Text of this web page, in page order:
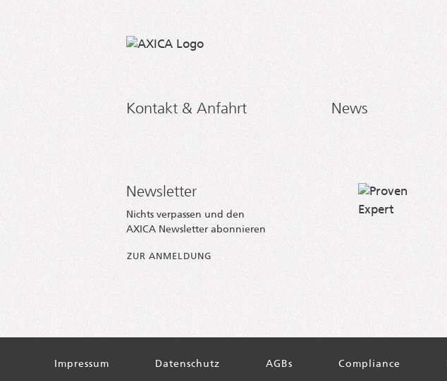
Kontakt & Anfahrt News
Newsletter
Nichts verpassen und den
AXICA Newsletter abonnieren
ZUR ANMELDUNG
Impressum Datenschutz AGBs Compliance